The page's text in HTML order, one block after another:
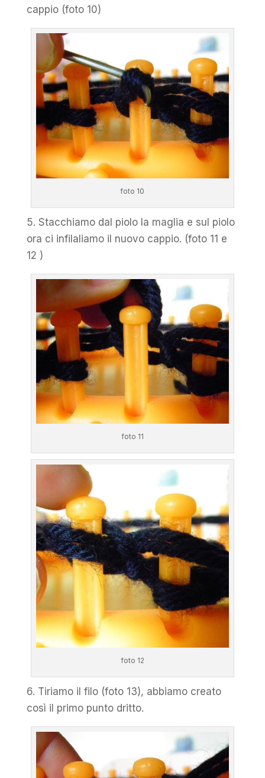
cappio (foto 10)
foto 10
5. Stacchiamo dal piolo la maglia e sul piolo
ora ci infilaliamo il nuovo cappio. (foto 11 e
12 )
foto 11
foto 12
6. Tiriamo il filo (foto 13), abbiamo creato
così il primo punto dritto.